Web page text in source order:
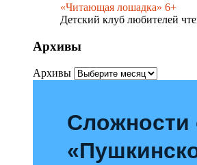
«Читающая лошадка» 6+
Детский клуб любителей
Архивы
Архивы
Сложности